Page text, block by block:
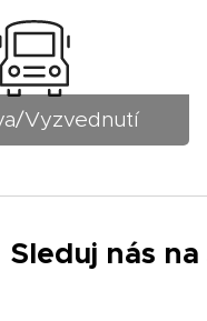
Vyzvednutí
Sleduj nás